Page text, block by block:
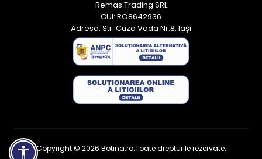
Remas Trading SRL
CUI: RO8642936
Adresa: Str. Cuza Voda Nr.8, Iași
Copyright © 2026 Botina.ro.Toate drepturile rezervate.